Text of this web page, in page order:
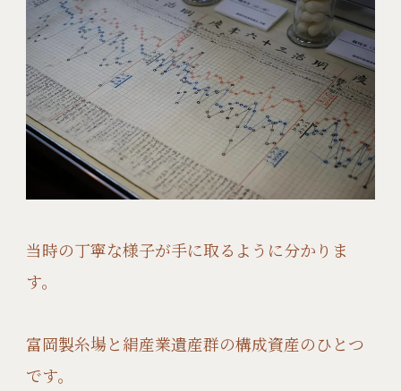
当時の丁寧な様子が手に取るように分かりま
す。
富岡製糸場と絹産業遺産群の構成資産のひとつ
です。